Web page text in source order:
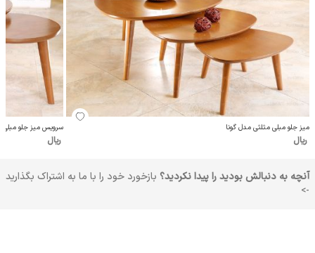
میز جلو مبلی مثلثی مدل گونا
ریال
سرویس میز جلو مبلی
ریال
آنچه به دنبالش بودید را پیدا نکردید؟ بازخورد خود را با ما به اشتراک بگذارید
->